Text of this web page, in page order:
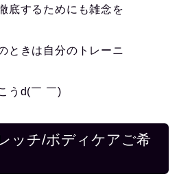
底するためにも雑念を
ときは自分のトレーニ
うd(￣ ￣)
ッチ/ボディケアご希